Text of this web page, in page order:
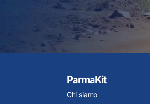
ParmaKit
Chi siamo